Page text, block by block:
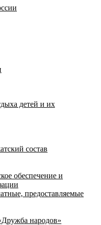
детей и их
состав
обеспечение и
предоставляемые
народов»